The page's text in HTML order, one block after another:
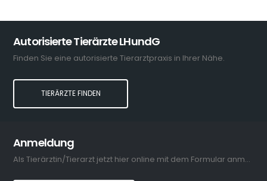
Autorisierte Tierärzte LHundG
Finden Sie eine autorisierte Tierarztpraxis in Ihrer Nähe.
TIERÄRZTE FINDEN
Anmeldung
Als Tierärztin/Tierarzt jetzt hier online mit dem Formular anmelden.